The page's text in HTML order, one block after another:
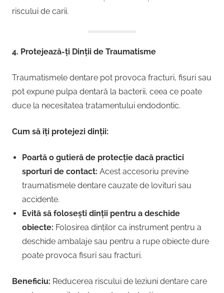
riscului de carii.
4. Protejează-ți Dinții de Traumatisme
Traumatismele dentare pot provoca fracturi, fisuri sau
pot expune pulpa dentară la bacterii, ceea ce poate
duce la necesitatea tratamentului endodontic.
Cum să îți protejezi dinții:
Poartă o gutieră de protecție dacă practici
sporturi de contact: Acest accesoriu previne
traumatismele dentare cauzate de lovituri sau
accidente.
Evită să folosești dinții pentru a deschide
obiecte: Folosirea dinților ca instrument pentru a
deschide ambalaje sau pentru a rupe obiecte dure
poate provoca fisuri sau fracturi.
Beneficiu: Reducerea riscului de leziuni dentare care